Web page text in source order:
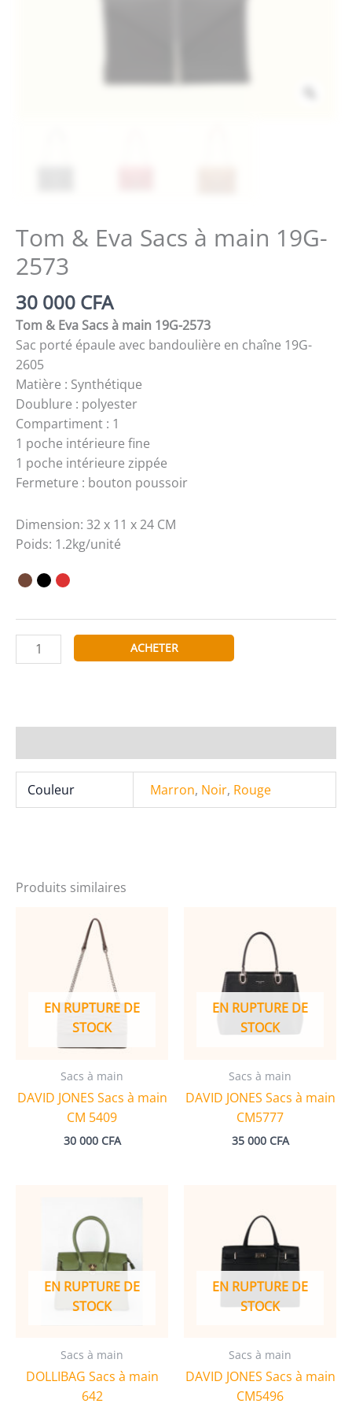
Tom & Eva Sacs à main 19G-
2573
30 000 CFA
Tom & Eva Sacs à main 19G-2573
Sac porté épaule avec bandoulière en chaîne 19G-
2605
Matière : Synthétique
Doublure : polyester
Compartiment : 1
1 poche intérieure fine
1 poche intérieure zippée
Fermeture : bouton poussoir
Dimension: 32 x 11 x 24 CM
Poids: 1.2kg/unité
quantité
de
à
main
ACHETER
Couleur Marron, Noir, Rouge
Produits similaires
EN RUPTURE DE
STOCK
Sacs à main
DAVID JONES Sacs à main
CM 5409
30 000 CFA
EN RUPTURE DE
STOCK
Sacs à main
DAVID JONES Sacs à main
CM5777
35 000 CFA
EN RUPTURE DE
STOCK
Sacs à main
DOLLIBAG Sacs à main
642
EN RUPTURE DE
STOCK
Sacs à main
DAVID JONES Sacs à main
CM5496